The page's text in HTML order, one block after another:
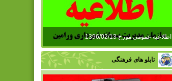
اطلاعیه عمومی مورخ 1396/02/13
تابلو های فرهنگی